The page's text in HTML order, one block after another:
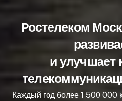
Ростелеком
и улучшает
Каждый год более 1 500 000